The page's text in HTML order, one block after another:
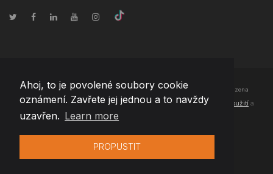
Ahoj, to je povolené soubory cookie
oznámení. Zavřete jej jednou a to navždy
uzavřen. Learn more
PROPUSTIT
© Copyright2026 Team Extension Czech Republic- Všechna práva vyhrazena
Changelog● Používáním těchto stránek souhlasíte s našimiPodmínky použití a
Politika soukromí